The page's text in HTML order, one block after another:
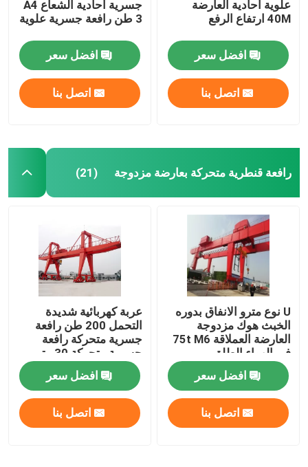
علوية أحادية العارضة
40M ارتفاع الرفع
افضل سعر
اتصل بنا
جسرية أحادية الشعاع A4
3 طن رافعة جسرية علوية
افضل سعر
اتصل بنا
رافعة قنطرية متحركة بعارضة مزدوجة (21)
U نوع مترو الانفاق بدوره
الخبث هوك مزدوجة
العارضة العملاقة 75t M6
في الهواء الطلق
افضل سعر
اتصل بنا
عربة كهربائية شديدة
التحمل 200 طن رافعة
جسرية متحركة رافعة
جسرية متحركة 30 متر
رفع
افضل سعر
اتصل بنا